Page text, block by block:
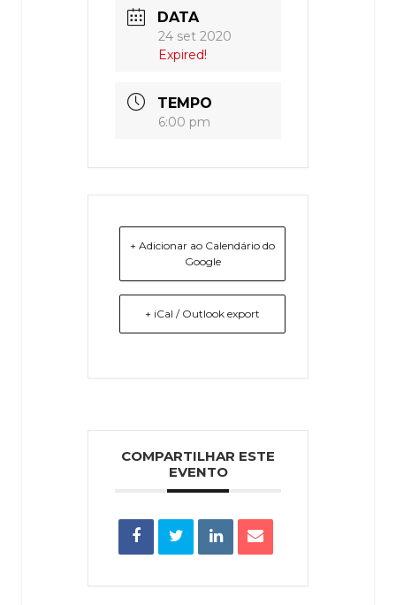
DATA
24 set 2020
Expired!
TEMPO
6:00 pm
+ Adicionar ao Calendário do
Google
+ iCal / Outlook export
COMPARTILHAR ESTE
EVENTO